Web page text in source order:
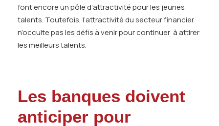
font encore un pôle d’attractivité pour les jeunes
talents. Toutefois, l’attractivité du secteur financier
n’occulte pas les défis à venir pour continuer à attirer
les meilleurs talents.
Les banques doivent
anticiper pour